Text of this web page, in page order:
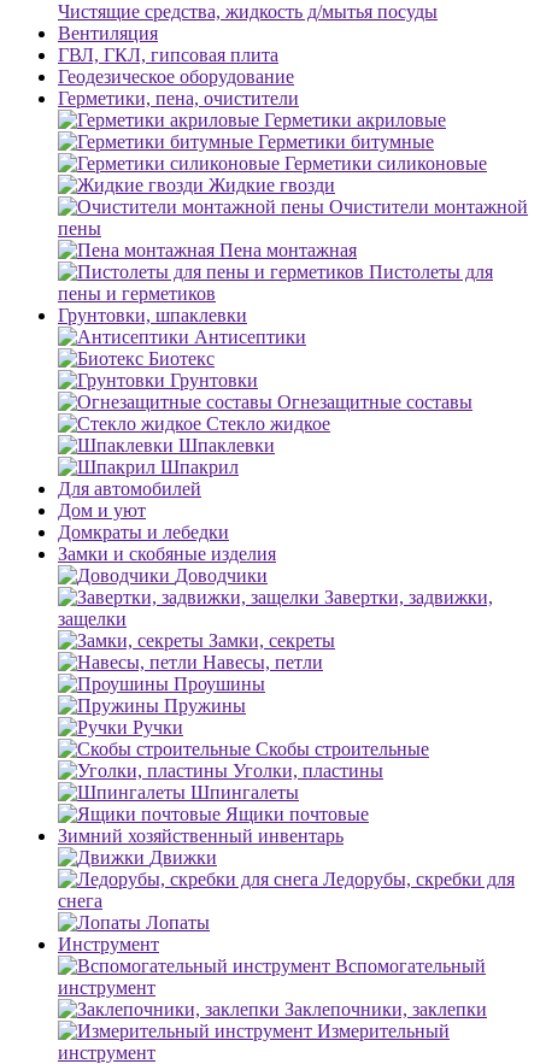
Чистящие средства, жидкость д/мытья посуды
Вентиляция
ГВЛ, ГКЛ, гипсовая плита
Геодезическое оборудование
Герметики, пена, очистители
Герметики акриловые
Герметики битумные
Герметики силиконовые
Жидкие гвозди
Очистители монтажной
пены
Пена монтажная
Пистолеты для
пены и герметиков
Грунтовки, шпаклевки
Антисептики
Биотекс
Грунтовки
Огнезащитные составы
Стекло жидкое
Шпаклевки
Шпакрил
Для автомобилей
Дом и уют
Домкраты и лебедки
Замки и скобяные изделия
Доводчики
Завертки, задвижки,
защелки
Замки, секреты
Навесы, петли
Проушины
Пружины
Ручки
Скобы строительные
Уголки, пластины
Шпингалеты
Ящики почтовые
Зимний хозяйственный инвентарь
Движки
Ледорубы, скребки для
снега
Лопаты
Инструмент
Вспомогательный
инструмент
Заклепочники, заклепки
Измерительный
инструмент